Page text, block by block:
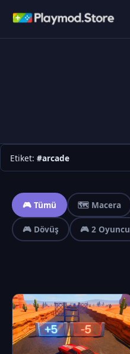
Etiket: #arcade
🎮 Tümü 🗺️ Macera
🎮 Dövüş 🎮 2 Oyuncu